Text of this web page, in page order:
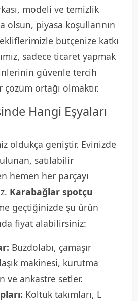
modeli ve temizlik
olsun, piyasa koşullarının
bütçenize katkı
sadece ticaret yapmak
güvenle tercih
ortağı olmaktır.
Hangi Eşyaları
oldukça geniştir. Evinizde
satılabilir
hemen her parçayı
Karabağlar spotçu
geçtiğinizde şu ürün
fiyat alabilirsiniz:
Buzdolabı, çamaşır
makinesi, kurutma
ve ankastre setler.
Koltuk takımları, L